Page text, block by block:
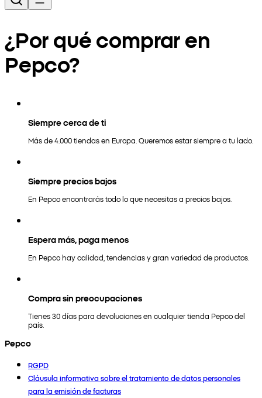
¿Por qué comprar en
Pepco?
Siempre cerca de ti
Más de 4.000 tiendas en Europa. Queremos estar siempre a tu lado.
Siempre precios bajos
En Pepco encontrarás todo lo que necesitas a precios bajos.
Espera más, paga menos
En Pepco hay calidad, tendencias y gran variedad de productos.
Compra sin preocupaciones
Tienes 30 días para devoluciones en cualquier tienda Pepco del
país.
Pepco
RGPD
Cláusula informativa sobre el tratamiento de datos personales
para la emisión de facturas